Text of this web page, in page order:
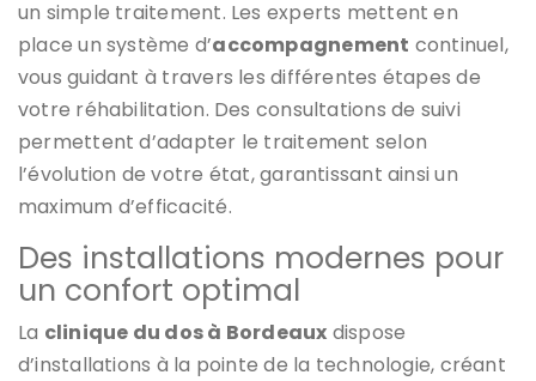
un simple traitement. Les experts mettent en
place un système d’accompagnement continuel,
vous guidant à travers les différentes étapes de
votre réhabilitation. Des consultations de suivi
permettent d’adapter le traitement selon
l’évolution de votre état, garantissant ainsi un
maximum d’efficacité.
Des installations modernes pour
un confort optimal
La clinique du dos à Bordeaux dispose
d’installations à la pointe de la technologie, créant